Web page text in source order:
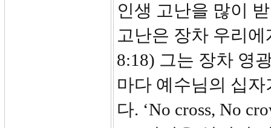
인생 고난을 많이
고난은 장차 우리
8:18) 그는 장차 영
마다 예수님의 십
다. ‘No cross, No